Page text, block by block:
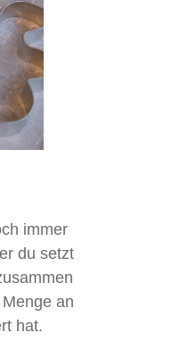
immer
du setzt
an
hat.